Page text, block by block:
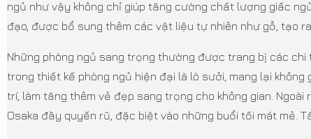
ngủ như vậy không chỉ giúp tăng cường chất lượng giấc
đạo, được bổ sung thêm các vật liệu tự nhiên như gỗ, tạo
Những phòng ngủ sang trọng thường được trang bị các
trong thiết kế phòng ngủ hiện đại là lò sưởi, mang lại
trí, làm tăng thêm vẻ đẹp sang trọng cho không gian.
Osaka đầy quyến rũ, đặc biệt vào những buổi tối mát mẻ.